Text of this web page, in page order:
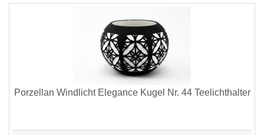
Porzellan Windlicht Elegance Kugel Nr. 44 Teelichthalter